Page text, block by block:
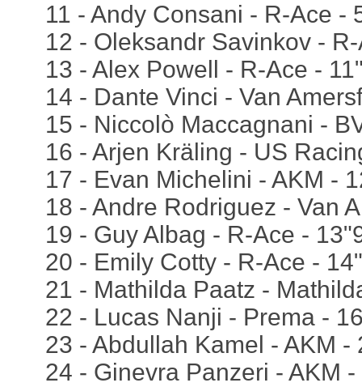
11 - Andy Consani - R-Ace -
12 - Oleksandr Savinkov -
13 - Alex Powell - R-Ace -
14 - Dante Vinci - Van
15 - Niccolò Maccagnani -
16 - Arjen Kräling - US
17 - Evan Michelini - AKM -
18 - Andre Rodriguez - Van
19 - Guy Albag - R-Ace -
20 - Emily Cotty - R-Ace -
21 - Mathilda Paatz -
22 - Lucas Nanji - Prema -
23 - Abdullah Kamel - AKM -
24 - Ginevra Panzeri - AKM